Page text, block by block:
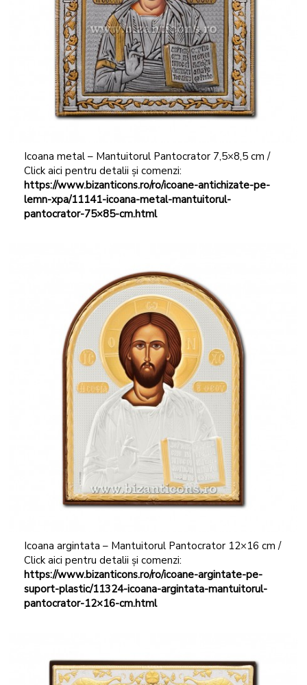
Icoana metal – Mantuitorul Pantocrator 7,5×8,5 cm /
Click aici pentru detalii și comenzi:
https://www.bizanticons.ro/ro/icoane-antichizate-pe-
lemn-xpa/11141-icoana-metal-mantuitorul-
pantocrator-75×85-cm.html
Icoana argintata – Mantuitorul Pantocrator 12×16 cm /
Click aici pentru detalii și comenzi:
https://www.bizanticons.ro/ro/icoane-argintate-pe-
suport-plastic/11324-icoana-argintata-mantuitorul-
pantocrator-12×16-cm.html